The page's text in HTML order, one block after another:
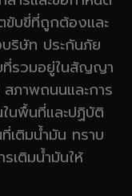
บขี่ที่ถูกต้องและ
ริษัท ประกันภัย
ที่รวมอยู่ในสัญญา
สภาพถนนและการ
นพื้นที่และปฏิบัติ
เติมน้ำมัน ทราบ
เติมน้ำมันให้